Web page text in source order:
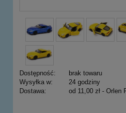
Dostępność:
brak towaru
Wysyłka w:
24 godziny
Dostawa:
od 11,00 zł - Orlen
Cena nie zawiera ewentualnych